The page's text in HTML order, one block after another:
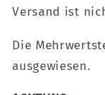
Versand ist
Die
ausgewiesen.